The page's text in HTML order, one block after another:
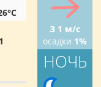
З 1 м/с
осадки 1%
НОЧЬ